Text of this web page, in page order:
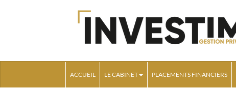
ACCUEIL LE CABINET PLACEMENTS FINANCIERS